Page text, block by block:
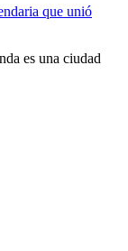
que unió
es una ciudad